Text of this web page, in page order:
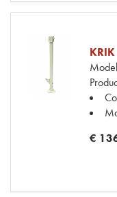
KRIK
Model
€